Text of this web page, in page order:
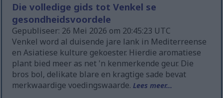
Die volledige gids tot Venkel se
gesondheidsvoordele
Gepubliseer: 26 Mei 2026 om 20:45:23 UTC
Venkel word al duisende jare lank in Mediterreense
en Asiatiese kulture gekoester. Hierdie aromatiese
plant bied meer as net 'n kenmerkende geur. Die
bros bol, delikate blare en kragtige sade bevat
merkwaardige voedingswaarde.Lees meer...